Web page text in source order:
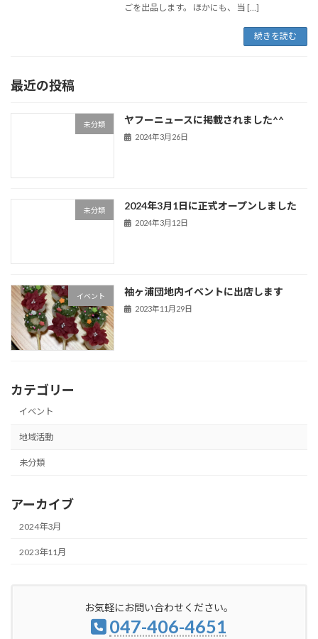
ごを出品します。 ほかにも、 当 […]
続きを読む
最近の投稿
未分類 ヤフーニュースに掲載されました^^
2024年3月26日
未分類 2024年3月1日に正式オープンしました
2024年3月12日
イベント 袖ヶ浦団地内イベントに出店します
2023年11月29日
カテゴリー
イベント
地域活動
未分類
アーカイブ
2024年3月
2023年11月
お気軽にお問い合わせください。
047-406-4651